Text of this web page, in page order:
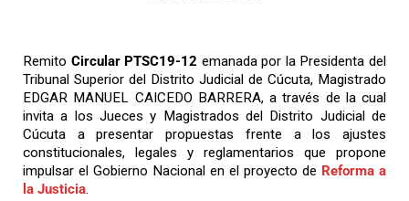
Remito Circular PTSC19-12 emanada por la Presidenta del
Tribunal Superior del Distrito Judicial de Cúcuta, Magistrado
EDGAR MANUEL CAICEDO BARRERA, a través de la cual
invita a los Jueces y Magistrados del Distrito Judicial de
Cúcuta a presentar propuestas frente a los ajustes
constitucionales, legales y reglamentarios que propone
impulsar el Gobierno Nacional en el proyecto de Reforma a
la Justicia